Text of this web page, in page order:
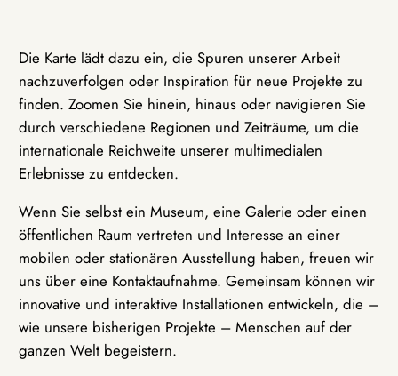
Die Karte lädt dazu ein, die Spuren unserer Arbeit
nachzuverfolgen oder Inspiration für neue Projekte zu
finden. Zoomen Sie hinein, hinaus oder navigieren Sie
durch verschiedene Regionen und Zeiträume, um die
internationale Reichweite unserer multimedialen
Erlebnisse zu entdecken.
Wenn Sie selbst ein Museum, eine Galerie oder einen
öffentlichen Raum vertreten und Interesse an einer
mobilen oder stationären Ausstellung haben, freuen wir
uns über eine Kontaktaufnahme. Gemeinsam können wir
innovative und interaktive Installationen entwickeln, die –
wie unsere bisherigen Projekte – Menschen auf der
ganzen Welt begeistern.